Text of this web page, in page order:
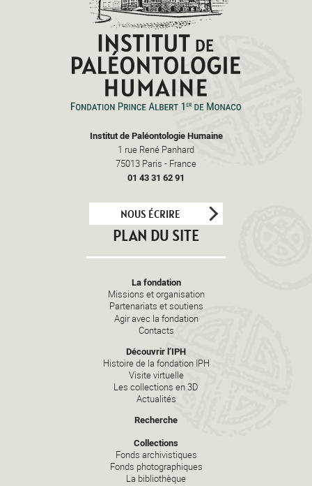
Institut de Paléontologie Humaine
1 rue René Panhard
75013 Paris - France
01 43 31 62 91
NOUS ÉCRIRE
PLAN DU SITE
La fondation
Missions et organisation
Partenariats et soutiens
Agir avec la fondation
Contacts
Découvrir l’IPH
Histoire de la fondation IPH
Visite virtuelle
Les collections en 3D
Actualités
Recherche
Collections
Fonds archivistiques
Fonds photographiques
La bibliothèque